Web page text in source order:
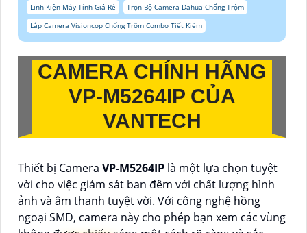
Linh Kiện Máy Tính Giá Rẻ
Trọn Bộ Camera Dahua Chống Trộm
Lắp Camera Visioncop Chống Trộm Combo Tiết Kiệm
CAMERA CHÍNH HÃNG
VP-M5264IP CỦA
VANTECH
Thiết bị Camera VP-M5264IP là một lựa chọn tuyệt
vời cho việc giám sát ban đêm với chất lượng hình
ảnh và âm thanh tuyệt vời. Với công nghệ hồng
ngoại SMD, camera này cho phép bạn xem các vùng